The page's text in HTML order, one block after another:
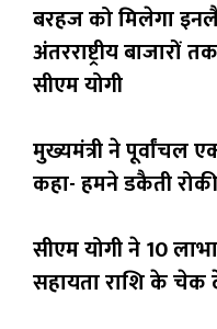
बरहज को मिलेगा
अंतरराष्ट्रीय बाजारों
सीएम योगी
मुख्यमंत्री ने पूर्वांचल
कहा- हमने डकैती
सीएम योगी ने 10
सहायता राशि के चेक